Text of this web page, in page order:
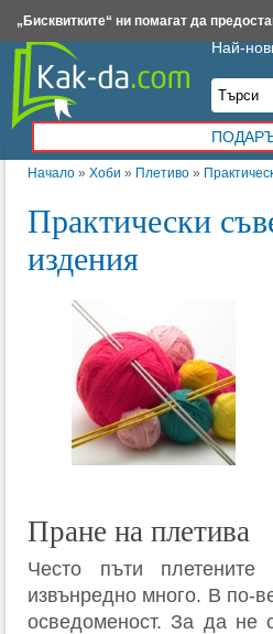
Начало » Хоби » Плетиво »
Практически
издения
Пране на плетива
Често пъти
извънредно много. В по-
осведоменост. За да не
Най-
Insert.bg Framar.bg Kak-da.com
„Бисквитките“ ни помагат да